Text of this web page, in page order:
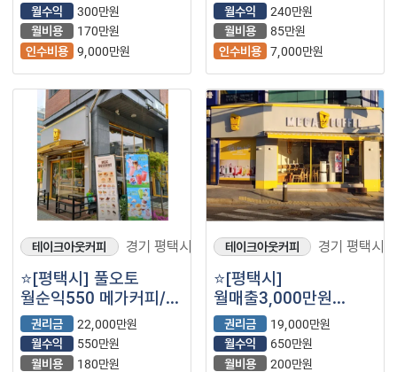
⭐️월수익
300만원
월비용
170만원
인수비용 9,000만원
& 공유오피스 / 소자본 /
74평⭐️
월수익
240만원
월비용
85만원
인수비용 7,000만원
테이크아웃커피 경기 평택시
⭐️[평택시] 풀오토
월순익550 메가커피/
월비용 낮은/ 주거상권⭐️
권리금
22,000만원
월수익
550만원
월비용
180만원
테이크아웃커피 경기 평택시
⭐️[평택시]
월매출3,000만원
메가커피 양도양수/
배달 15%전후/ 월비용
저렴한 메가커피⭐️
권리금
19,000만원
월수익
650만원
월비용
200만원